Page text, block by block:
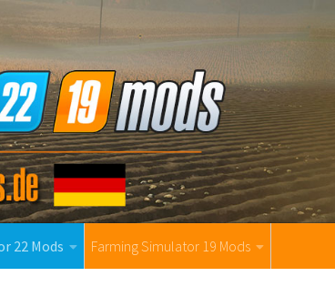
22 Mods Farming Simulator 19 Mods